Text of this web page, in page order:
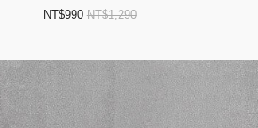
NT$990 NT$1,290